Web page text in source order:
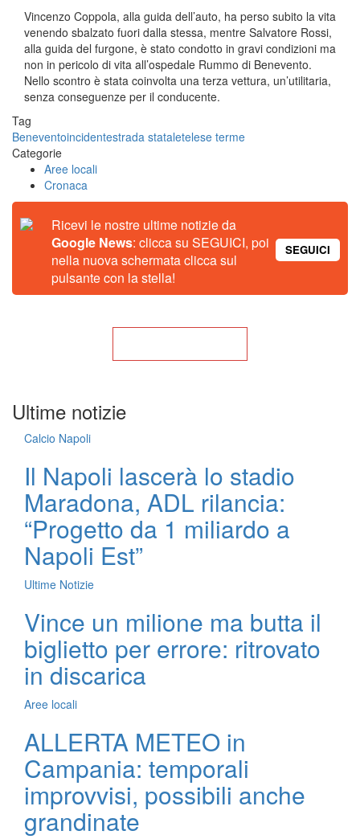
Vincenzo Coppola, alla guida dell’auto, ha perso subito la vita
venendo sbalzato fuori dalla stessa, mentre Salvatore Rossi,
alla guida del furgone, è stato condotto in gravi condizioni ma
non in pericolo di vita all’ospedale Rummo di Benevento.
Nello scontro è stata coinvolta una terza vettura, un’utilitaria,
senza conseguenze per il conducente.
Tag
Beneventoincidentestrada stataletelese terme
Categorie
Aree locali
Cronaca
Ricevi le nostre ultime notizie da
Google News: clicca su SEGUICI, poi
nella nuova schermata clicca sul
pulsante con la stella!
SEGUICI
Ultime notizie
Calcio Napoli
Il Napoli lascerà lo stadio
Maradona, ADL rilancia:
“Progetto da 1 miliardo a
Napoli Est”
Ultime Notizie
Vince un milione ma butta il
biglietto per errore: ritrovato
in discarica
Aree locali
ALLERTA METEO in
Campania: temporali
improvvisi, possibili anche
grandinate